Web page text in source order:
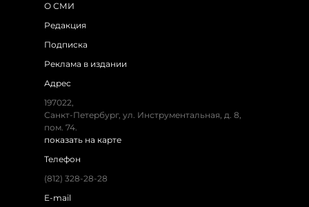
О СМИ
Редакция
Подписка
Реклама в издании
Адрес
197022,
Санкт-Петербург, ул. Инструментальная, д. 8,
пом. 74.
показать на карте
Телефон
(812) 328-28-28
E-mail